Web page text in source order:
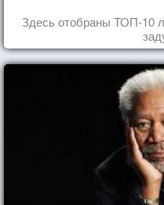
Здесь отобраны ТОП-10